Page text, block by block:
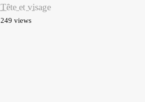
Tête et visage
249 views